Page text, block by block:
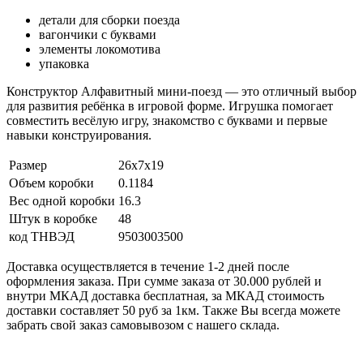
детали для сборки поезда
вагончики с буквами
элементы локомотива
упаковка
Конструктор Алфавитный мини-поезд — это отличный выбор
для развития ребёнка в игровой форме. Игрушка помогает
совместить весёлую игру, знакомство с буквами и первые
навыки конструирования.
Размер
26x7x19
Объем коробки
0.1184
Вес одной коробки 16.3
Штук в коробке
48
код ТНВЭД
9503003500
Доставка осуществляется в течение 1-2 дней после
оформления заказа. При сумме заказа от 30.000 рублей и
внутри МКАД доставка бесплатная, за МКАД стоимость
доставки составляет 50 руб за 1км. Также Вы всегда можете
забрать свой заказ самовывозом с нашего склада.